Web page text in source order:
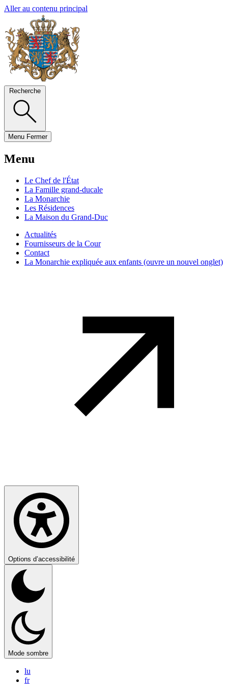
Aller au contenu principal
Recherche
Menu Fermer
Menu
Le Chef de l'État
La Famille grand-ducale
La Monarchie
Les Résidences
La Maison du Grand-Duc
Actualités
Fournisseurs de la Cour
Contact
La Monarchie expliquée aux enfants (ouvre un nouvel onglet)
Options d’accessibilité
Mode sombre
lu
fr